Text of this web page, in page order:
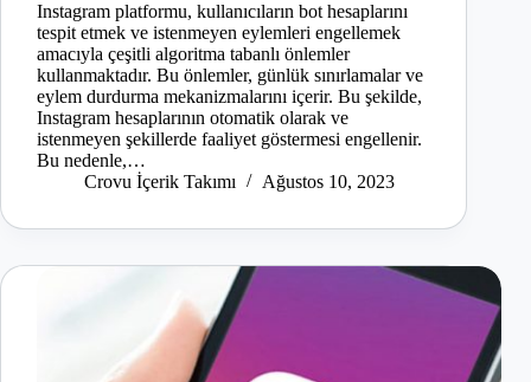
Instagram platformu, kullanıcıların bot hesaplarını
tespit etmek ve istenmeyen eylemleri engellemek
amacıyla çeşitli algoritma tabanlı önlemler
kullanmaktadır. Bu önlemler, günlük sınırlamalar ve
eylem durdurma mekanizmalarını içerir. Bu şekilde,
Instagram hesaplarının otomatik olarak ve
istenmeyen şekillerde faaliyet göstermesi engellenir.
Bu nedenle,…
Crovu İçerik Takımı
Ağustos 10, 2023